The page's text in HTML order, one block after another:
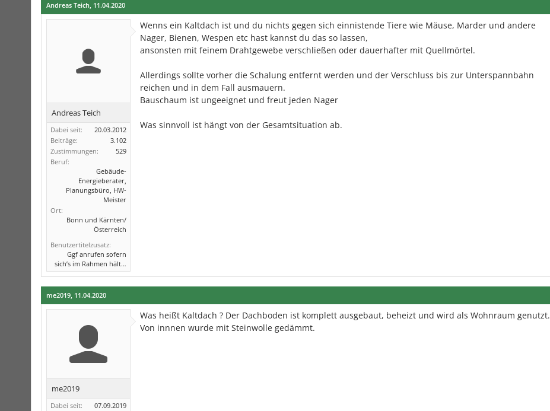
Andreas Teich, 11.04.2020
Andreas Teich
Dabei seit:
20.03.2012
Beiträge:
3.102
Zustimmungen:
529
Beruf:
Gebäude-
Energieberater,
Planungsbüro, HW-
Meister
Ort:
Bonn und Kärnten/
Österreich
Benutzertitelzusatz:
Ggf anrufen sofern
sich’s im Rahmen hält…
Wenns ein Kaltdach ist und du nichts gegen sich einnistende Tiere wie Mäuse, Marder und andere
Nager, Bienen, Wespen etc hast kannst du das so lassen,
ansonsten mit feinem Drahtgewebe verschließen oder dauerhafter mit Quellmörtel.
Allerdings sollte vorher die Schalung entfernt werden und der Verschluss bis zur Unterspannbahn
reichen und in dem Fall ausmauern.
Bauschaum ist ungeeignet und freut jeden Nager
Was sinnvoll ist hängt von der Gesamtsituation ab.
me2019, 11.04.2020
me2019
Dabei seit:
07.09.2019
Was heißt Kaltdach ? Der Dachboden ist komplett ausgebaut, beheizt und wird als Wohnraum genutzt.
Von innnen wurde mit Steinwolle gedämmt.